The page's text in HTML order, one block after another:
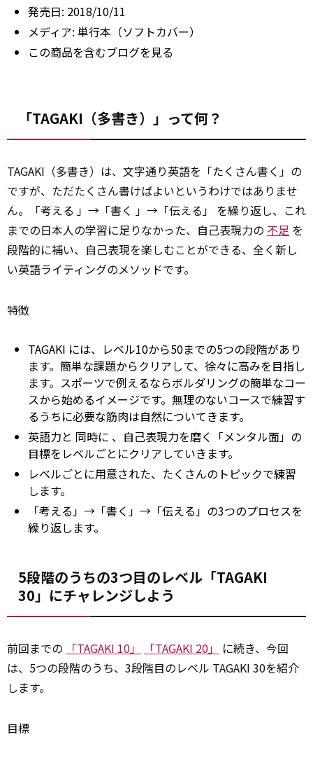
発売日: 2018/10/11
メディア: 単行本（ソフトカバー）
この商品を含むブログを見る
「TAGAKI（多書き）」って何？
TAGAKI（多書き）は、文字通り英語を「たくさん書く」の
ですが、ただたくさん書けばよいというわけではありませ
ん。「考える 」→「書く 」→「伝える」 を繰り返し、これ
までの日本人の学習に足りなかった、自己表現力の 不足 を
段階的に補い、自己表現を楽しむことができる、全く新し
い英語ライティングのメソッドです。
特徴
TAGAKI には、レベル10から50までの5つの段階があり
ます。簡単な課題からクリアして、徐々に高みを目指し
ます。スポーツで例えるならボルダリングの簡単なコー
スから始めるイメージです。無理のないコースで練習す
るうちに必要な筋肉は自然についてきます。
英語力と 同時に 、自己表現力を磨く「メンタル面」の
目標をレベルごとにクリアしていきます。
レベルごとに用意された、たくさんのトピックで練習
します。
「考える」→「書く」→「伝える」の3つのプロセスを
繰り返します。
5段階のうちの3つ目のレベル「TAGAKI
30」にチャレンジしよう
前回までの 「TAGAKI 10」 「TAGAKI 20」
に続き、今回
は、5つの段階のうち、3段階目のレベル TAGAKI 30を紹介
します。
目標